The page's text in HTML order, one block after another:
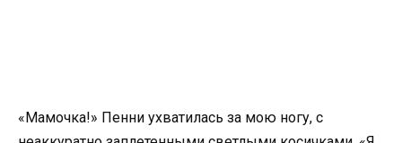
«Мамочка!» Пенни ухватилась за мою ногу, с